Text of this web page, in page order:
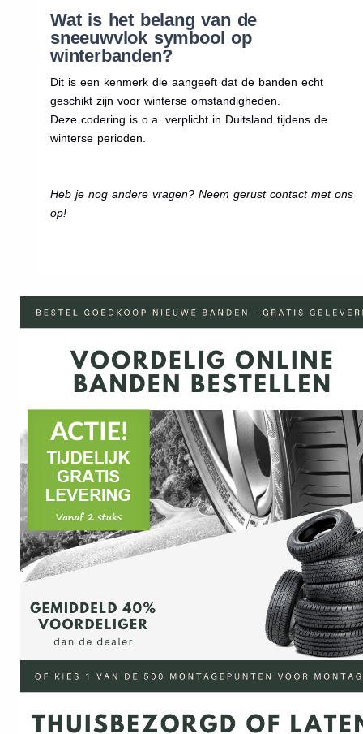
Wat is het belang van de
sneeuwvlok symbool op
winterbanden?
Dit is een kenmerk die aangeeft dat de banden echt
geschikt zijn voor winterse omstandigheden.
Deze codering is o.a. verplicht in Duitsland tijdens de
winterse perioden.
Heb je nog andere vragen? Neem gerust contact met ons
op!